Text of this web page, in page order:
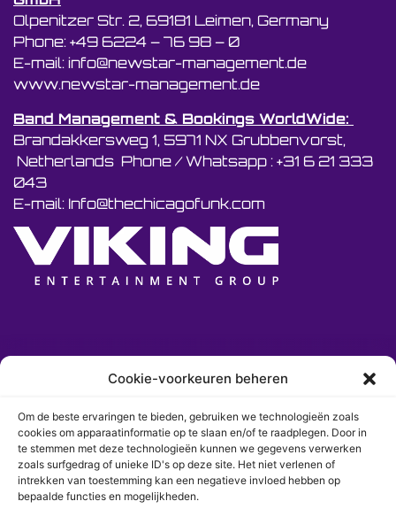
Cookie-voorkeuren beheren
Om de beste ervaringen te bieden, gebruiken we technologieën zoals
cookies om apparaatinformatie op te slaan en/of te raadplegen. Door in
te stemmen met deze technologieën kunnen we gegevens verwerken
zoals surfgedrag of unieke ID's op deze site. Het niet verlenen of
intrekken van toestemming kan een negatieve invloed hebben op
bepaalde functies en mogelijkheden.
Olpenitzer Str. 2, 69181 Leimen, Germany
Phone: +49 6224 – 76 98 – 0
E-mail: info@newstar-management.de
www.newstar-management.de
Band Management & Bookings WorldWide:
Brandakkersweg 1, 5971 NX Grubbenvorst,
Netherlands Phone / Whatsapp : +31 6 21 333
043
E-mail: Info@thechicagofunk.com